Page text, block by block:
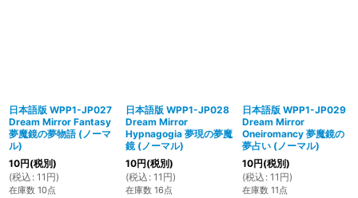
日本語版 WPP1-JP027
Dream Mirror Fantasy
夢魔鏡の夢物語 (ノーマ
ル)
10円(税別)
(税込 : 11 円)
在庫数 10点
日本語版 WPP1-JP028
Dream Mirror
Hypnagogia 夢現の夢魔
鏡 (ノーマル)
10円(税別)
(税込 : 11 円)
在庫数 16点
日本語版 WPP1-JP029
Dream Mirror
Oneiromancy 夢魔鏡の
夢占い (ノーマル)
10円(税別)
(税込 : 11 円)
在庫数 11点